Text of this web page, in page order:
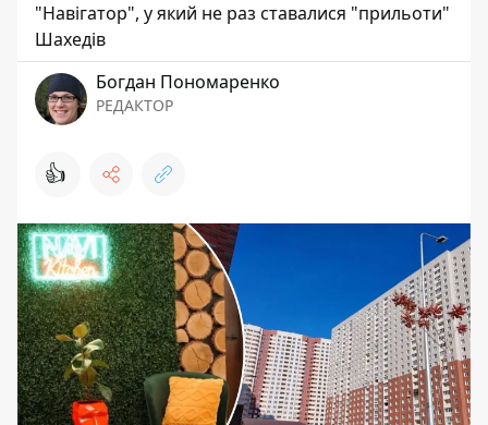
"Навігатор", у який не раз ставалися "прильоти"
Шахедів
Богдан Пономаренко
РЕДАКТОР
👍